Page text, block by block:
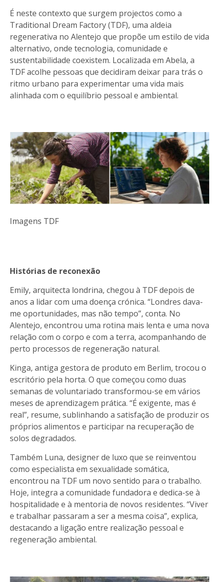
É neste contexto que surgem projectos como a
Traditional Dream Factory (TDF), uma aldeia
regenerativa no Alentejo que propõe um estilo de vida
alternativo, onde tecnologia, comunidade e
sustentabilidade coexistem. Localizada em Abela, a
TDF acolhe pessoas que decidiram deixar para trás o
ritmo urbano para experimentar uma vida mais
alinhada com o equilíbrio pessoal e ambiental.
Imagens TDF
Histórias de reconexão
Emily, arquitecta londrina, chegou à TDF depois de
anos a lidar com uma doença crónica. “Londres dava-
me oportunidades, mas não tempo”, conta. No
Alentejo, encontrou uma rotina mais lenta e uma nova
relação com o corpo e com a terra, acompanhando de
perto processos de regeneração natural.
Kinga, antiga gestora de produto em Berlim, trocou o
escritório pela horta. O que começou como duas
semanas de voluntariado transformou-se em vários
meses de aprendizagem prática. “É exigente, mas é
real”, resume, sublinhando a satisfação de produzir os
próprios alimentos e participar na recuperação de
solos degradados.
Também Luna, designer de luxo que se reinventou
como especialista em sexualidade somática,
encontrou na TDF um novo sentido para o trabalho.
Hoje, integra a comunidade fundadora e dedica-se à
hospitalidade e à mentoria de novos residentes. “Viver
e trabalhar passaram a ser a mesma coisa”, explica,
destacando a ligação entre realização pessoal e
regeneração ambiental.